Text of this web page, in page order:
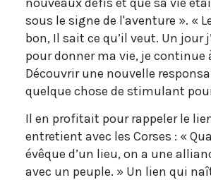
sous le signe de l'aventure ». «
bon, Il sait ce qu’il veut. Un jour
pour donner ma vie, je continue
Découvrir une nouvelle
quelque chose de stimulant
Il en profitait pour rappeler le
entretient avec les Corses : «
évêque d’un lieu, on a une
avec un peuple. » Un lien qui